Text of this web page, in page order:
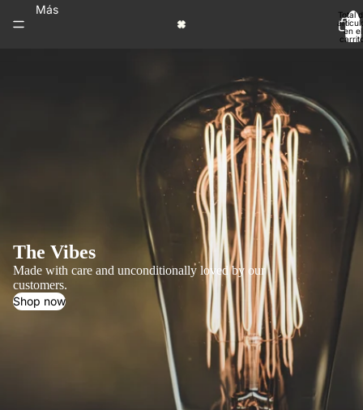
Más
Total
en el
The Vibes
Made with care and unconditionally loved by our
customers.
Shop now